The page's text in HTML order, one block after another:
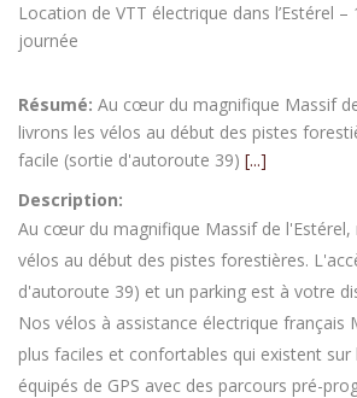
Location de VTT électrique dans l’Estérel
journée
Résumé: Au cœur du magnifique Massif
livrons les vélos au début des pistes
facile (sortie d'autoroute 39) [...]
Description:
Au cœur du magnifique Massif de l'Estérel,
vélos au début des pistes forestières.
d'autoroute 39) et un parking est à votre
Nos vélos à assistance électrique français
plus faciles et confortables qui existent
équipés de GPS avec des parcours pré-